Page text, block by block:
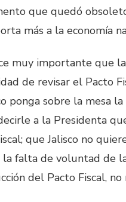
que quedó
más a la economía
muy importante que
de revisar el Pacto
ponga sobre la mesa
a la Presidenta
que Jalisco no
falta de voluntad de
del Pacto Fiscal,